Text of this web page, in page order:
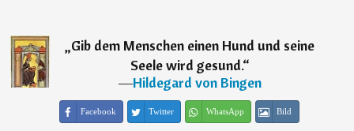
„Gib dem Menschen einen Hund und seine
Seele wird gesund.“
―Hildegard von Bingen
Facebook Twitter WhatsApp Bild